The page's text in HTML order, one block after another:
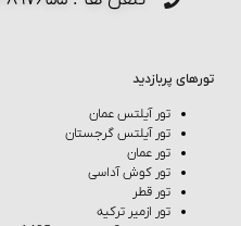
تورهای پربازدید
تور آیلتس عمان
تور آیلتس گرجستان
تور عمان
تور کوش‌ آداسی
تور قطر
تور ازمیر ترکیه